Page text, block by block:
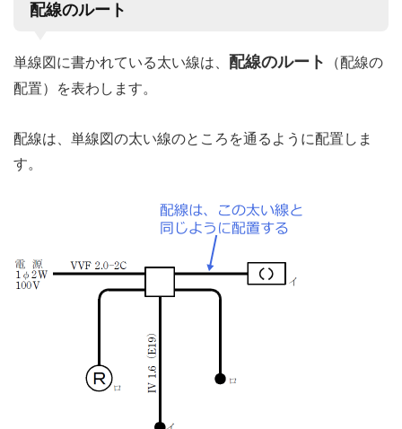
配線のルート
単線図に書かれている太い線は、 配線のルート
（配線の
配置）を表わします。
配線は、単線図の太い線のところを通るように配置しま
す。